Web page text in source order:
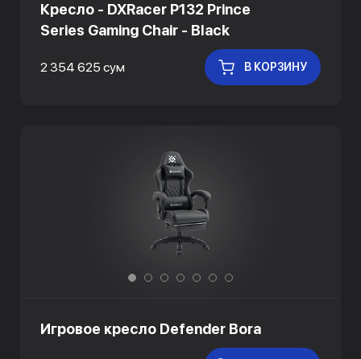
Кресло - DXRacer P132 Prince
Series Gaming Chair - Black
2 354 625 сум В КОРЗИНУ
Игровое кресло Defender Bora